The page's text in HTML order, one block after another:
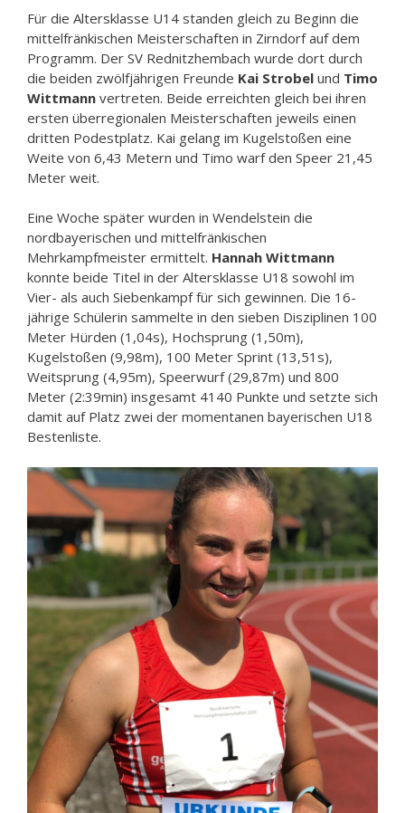
Für die Altersklasse U14 standen gleich zu Beginn die
mittelfränkischen Meisterschaften in Zirndorf auf dem
Programm. Der SV Rednitzhembach wurde dort durch
die beiden zwölfjährigen Freunde Kai Strobel und Timo
Wittmann vertreten. Beide erreichten gleich bei ihren
ersten überregionalen Meisterschaften jeweils einen
dritten Podestplatz. Kai gelang im Kugelstoßen eine
Weite von 6,43 Metern und Timo warf den Speer 21,45
Meter weit.
Eine Woche später wurden in Wendelstein die
nordbayerischen und mittelfränkischen
Mehrkampfmeister ermittelt. Hannah Wittmann
konnte beide Titel in der Altersklasse U18 sowohl im
Vier- als auch Siebenkampf für sich gewinnen. Die 16-
jährige Schülerin sammelte in den sieben Disziplinen 100
Meter Hürden (1,04s), Hochsprung (1,50m),
Kugelstoßen (9,98m), 100 Meter Sprint (13,51s),
Weitsprung (4,95m), Speerwurf (29,87m) und 800
Meter (2:39min) insgesamt 4140 Punkte und setzte sich
damit auf Platz zwei der momentanen bayerischen U18
Bestenliste.